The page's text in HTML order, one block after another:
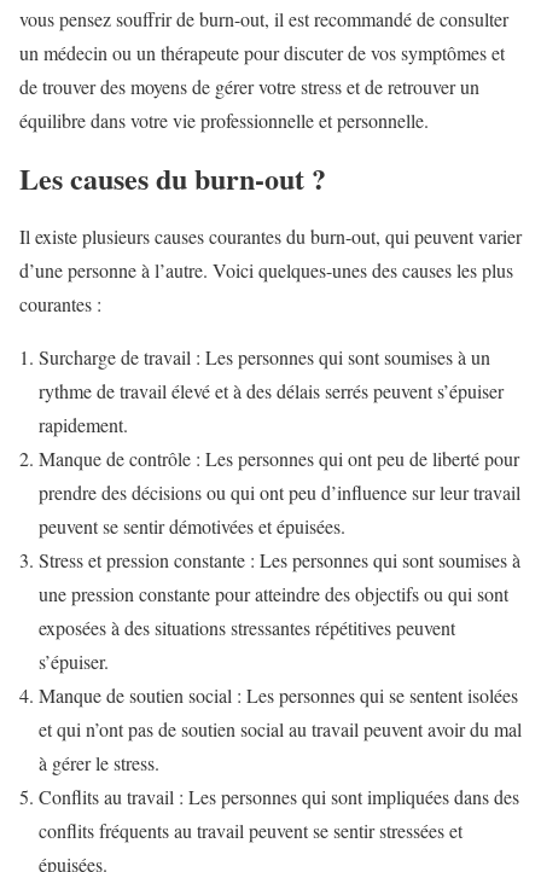
vous pensez souffrir de burn-out, il est recommandé de consulter
un médecin ou un thérapeute pour discuter de vos symptômes et
de trouver des moyens de gérer votre stress et de retrouver un
équilibre dans votre vie professionnelle et personnelle.
Les causes du burn-out ?
Il existe plusieurs causes courantes du burn-out, qui peuvent varier
d’une personne à l’autre. Voici quelques-unes des causes les plus
courantes :
Surcharge de travail : Les personnes qui sont soumises à un
rythme de travail élevé et à des délais serrés peuvent s’épuiser
rapidement.
Manque de contrôle : Les personnes qui ont peu de liberté pour
prendre des décisions ou qui ont peu d’influence sur leur travail
peuvent se sentir démotivées et épuisées.
Stress et pression constante : Les personnes qui sont soumises à
une pression constante pour atteindre des objectifs ou qui sont
exposées à des situations stressantes répétitives peuvent
s’épuiser.
Manque de soutien social : Les personnes qui se sentent isolées
et qui n’ont pas de soutien social au travail peuvent avoir du mal
à gérer le stress.
Conflits au travail : Les personnes qui sont impliquées dans des
conflits fréquents au travail peuvent se sentir stressées et
épuisées.